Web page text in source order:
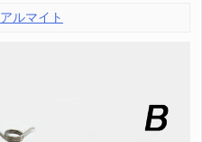
ルマイト